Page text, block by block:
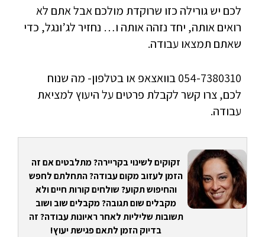
לכם יש גורילה כזו שרוקדת מולכם אבל אתם לא
רואים אותה, יחד נזהה אותה ו… נחזיר לג’ונגל, כדי
שאתם תמצאו עבודה.
054-7380310 בוואצאפ או בטלפון- מה שנוח
לכם, צרו קשר לקבלת פרטים על היעוץ למציאת
עבודה.
זקוקים לשינוי בקריירה? מתלבטים אם זה
הזמן לעזוב מקום עבודה? התחלתם לחפש
והחיפוש תקוע? שולחים קורות חיים ולא
מקבלים שום תגובה? מקבלים שוב ושוב
תשובות שליליות לאחר ראיונות עבודה? זה
בדיוק הזמן לתאם פגישת יעוץ!